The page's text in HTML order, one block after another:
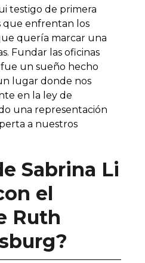
testigo de primera
que enfrentan los
quería marcar una
Fundar las oficinas
fue un sueño hecho
lugar donde nos
en la ley de
una representación
a nuestros
Sabrina Li
el
Ruth